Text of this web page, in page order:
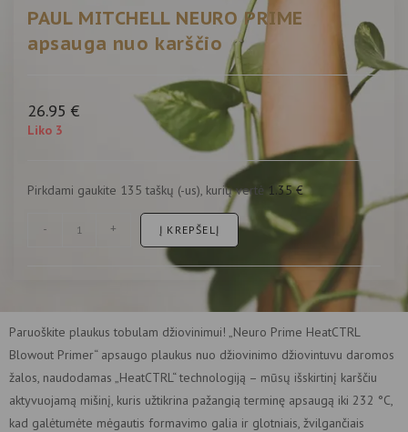
PAUL MITCHELL NEURO PRIME
apsauga nuo karščio
26.95 €
Liko 3
Pirkdami gaukite 135 taškų (-us), kurių vertė 1.35€
- + Į KREPŠELĮ
Paruoškite plaukus tobulam džiovinimui! „Neuro Prime HeatCTRL
Blowout Primer“ apsaugo plaukus nuo džiovinimo džiovintuvu daromos
žalos, naudodamas „HeatCTRL“ technologiją – mūsų išskirtinį karščiu
aktyvuojamą mišinį, kuris užtikrina pažangią terminę apsaugą iki 232 °C,
kad galėtumėte mėgautis formavimo galia ir glotniais, žvilgančiais